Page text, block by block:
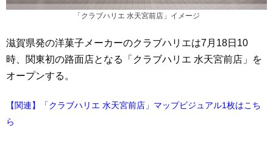
「クラブハリエ 水天宮前店」イメージ
滋賀県発の洋菓子メーカーのクラブハリエは7月18日10
時、関東初の路面店となる「クラブハリエ 水天宮前店」を
オープンする。
【関連】「クラブハリエ 水天宮前店」マップビジュアル1枚はこち
ら